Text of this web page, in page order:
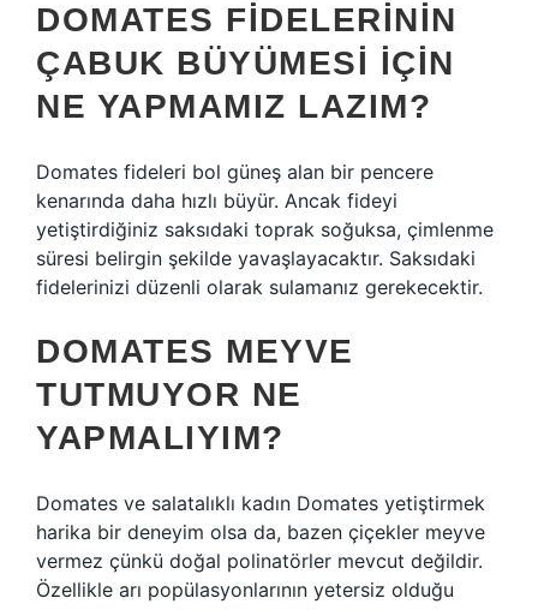
DOMATES FIDELERININ
ÇABUK BÜYÜMESI IÇIN
NE YAPMAMIZ LAZIM?
Domates fideleri bol güneş alan bir pencere
kenarında daha hızlı büyür. Ancak fideyi
yetiştirdiğiniz saksıdaki toprak soğuksa, çimlenme
süresi belirgin şekilde yavaşlayacaktır. Saksıdaki
fidelerinizi düzenli olarak sulamanız gerekecektir.
DOMATES MEYVE
TUTMUYOR NE
YAPMALIYIM?
Domates ve salatalıklı kadın Domates yetiştirmek
harika bir deneyim olsa da, bazen çiçekler meyve
vermez çünkü doğal polinatörler mevcut değildir.
Özellikle arı popülasyonlarının yetersiz olduğu